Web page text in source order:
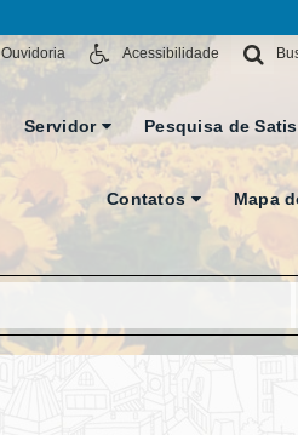
Acessibilidade
Ouvidoria
Servidor Pesquisa de
Contatos Mapa